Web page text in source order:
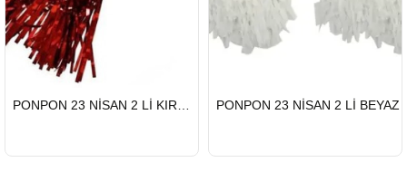
HIZLI
GÖNDERİ
PONPON 23 NİSAN 2 Lİ KIRMIZI
HIZLI
GÖNDERİ
PONPON 23 NİSAN 2 Lİ BEYAZ